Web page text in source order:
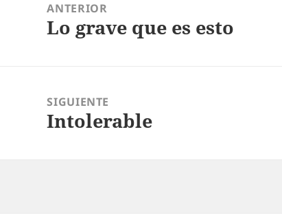
entradas
ANTERIOR
Entrada
Lo grave que es esto
SIGUIENTE
Entrada
Intolerable